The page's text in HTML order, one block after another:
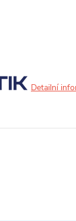
Detailní